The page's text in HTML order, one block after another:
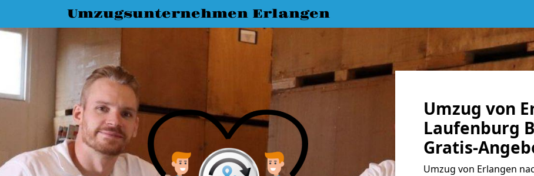
Umzugsunternehmen Erlangen
Umzug von
Laufenburg
Gratis-
Umzug von Erlangen